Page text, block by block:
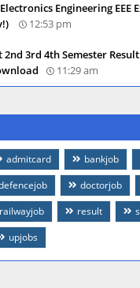
Engineering EEE
12:53 pm
2nd 3rd 4th Semester
11:29 am
admitcard bankjob
doctorjob
railwayjob result
upjobs